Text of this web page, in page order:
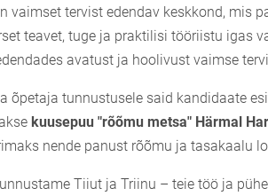
vaimset tervist edendav keskkond, mis
teavet, tuge ja praktilisi tööriistu igas
avatust ja hoolivust vaimse
õpetaja tunnustusele said kandidaate
kuusepuu "rõõmu metsa" Härmal
nende panust rõõmu ja tasakaalu
Tiiut ja Triinu – teie töö ja